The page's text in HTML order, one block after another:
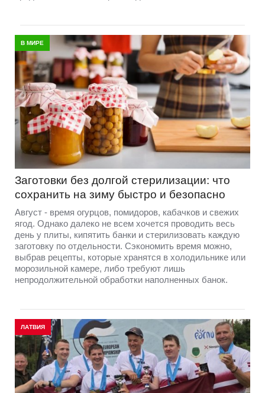
В МИРЕ
Заготовки без долгой стерилизации: что
сохранить на зиму быстро и безопасно
Август - время огурцов, помидоров, кабачков и свежих
ягод. Однако далеко не всем хочется проводить весь
день у плиты, кипятить банки и стерилизовать каждую
заготовку по отдельности. Сэкономить время можно,
выбрав рецепты, которые хранятся в холодильнике или
морозильной камере, либо требуют лишь
непродолжительной обработки наполненных банок.
ЛАТВИЯ